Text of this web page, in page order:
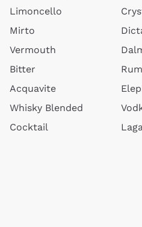
Limoncello
Mirto
Vermouth
Bitter
Acquavite
Whisky Blended
Cocktail